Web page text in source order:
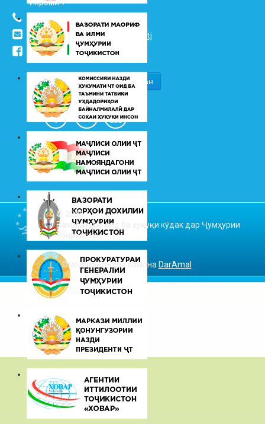
Икромӣ 7
(+992 37) 2217352
info@vhk.tj
info@ombudsman.tj
/kudakon
© 2026
Ваколатдор оид ба ҳуқуқи кӯдак дар Ҷумҳурии
Тоҷикистон
Омодакунандаи сомона DarAmal